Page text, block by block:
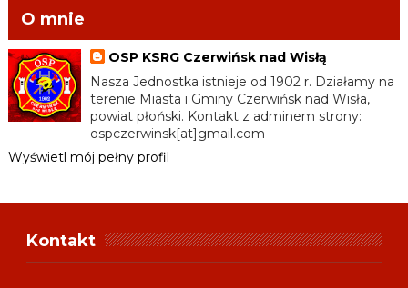
O mnie
OSP KSRG Czerwińsk nad Wisłą
Nasza Jednostka istnieje od 1902 r. Działamy na
terenie Miasta i Gminy Czerwińsk nad Wisła,
powiat płoński. Kontakt z adminem strony:
ospczerwinsk[at]gmail.com
Wyświetl mój pełny profil
Kontakt